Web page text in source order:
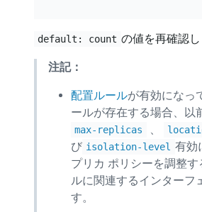
default: count の値を再確認し
注記：
配置ルールが有効になっ
ールが存在する場合、以
max-replicas 、
び isolation-level 有効
プリカ ポリシーを調整
ルに関連するインターフ
す。